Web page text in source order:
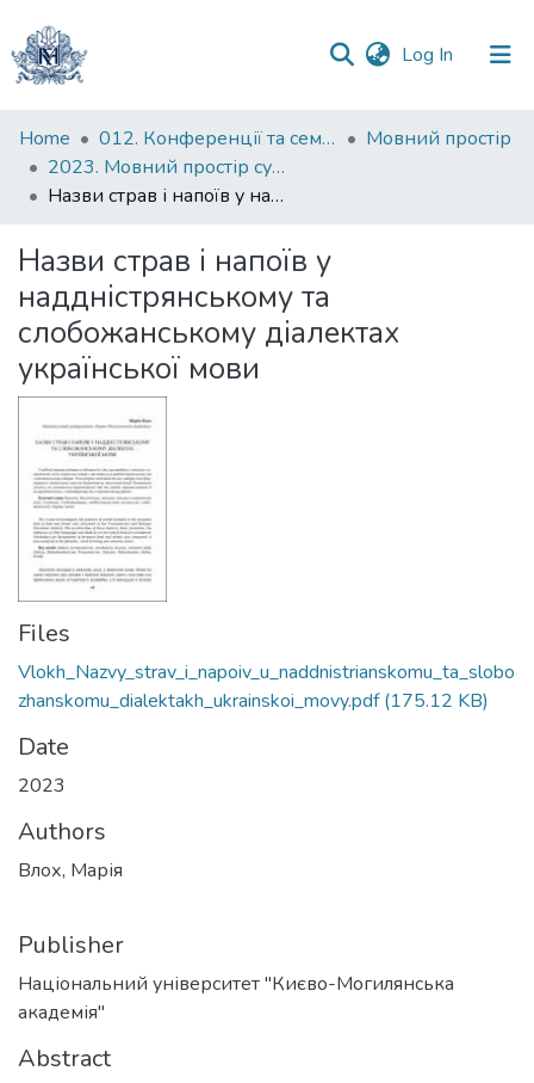
Log In (current)
Communities
&
Collections
Statistics
Home 012. Конференції та семінари НаУКМА
Мовний простір
2023. Мовний простір сучасного світу: тези доповідей VII Всеукраїнської наукової конференції студентів, аспірантів і молодих учених, 26 травня 2023 р.)
Назви страв і напоїв у наддністрянському та слобожанському діалектах української мови
Назви страв і напоїв у
наддністрянському та
слобожанському діалектах
української мови
Files
Vlokh_Nazvy_strav_i_napoiv_u_naddnistrianskomu_ta_slobo
zhanskomu_dialektakh_ukrainskoi_movy.pdf(175.12 KB)
Date
2023
Authors
Влох, Марія
Publisher
Національний університет "Києво-Могилянська
академія"
Abstract